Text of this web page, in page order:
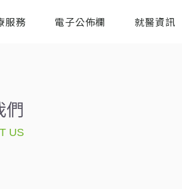
服務 電子公佈欄 就醫資訊
們
US